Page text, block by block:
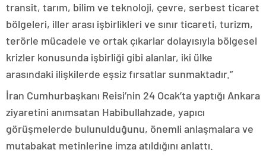
transit, tarım, bilim ve teknoloji, çevre, serbest ticaret
bölgeleri, iller arası işbirlikleri ve sınır ticareti, turizm,
terörle mücadele ve ortak çıkarlar dolayısıyla bölgesel
krizler konusunda işbirliği gibi alanlar, iki ülke
arasındaki ilişkilerde eşsiz fırsatlar sunmaktadır.”
İran Cumhurbaşkanı Reisi’nin 24 Ocak’ta yaptığı Ankara
ziyaretini anımsatan Habibullahzade, yapıcı
görüşmelerde bulunulduğunu, önemli anlaşmalara ve
mutabakat metinlerine imza atıldığını anlattı.